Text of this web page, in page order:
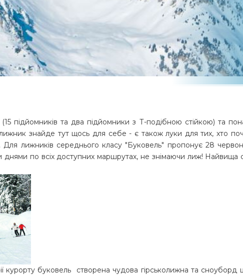
в Буковелі
Буковель
Rope Jump Буковель
Родельбан Speed Fun
Озеро молодості
Верхова їзда
Скеледром Буковель
підйомників та два підйомники з Т-подібною стійкою) та
знайде тут щось для себе - є також луки для тих, хто
лижників середнього класу "Буковель" пропонує 28
по всіх доступних маршрутах, не знімаючи лиж! Найвища
курорту буковель створена чудова гірськолижна та сноуборд